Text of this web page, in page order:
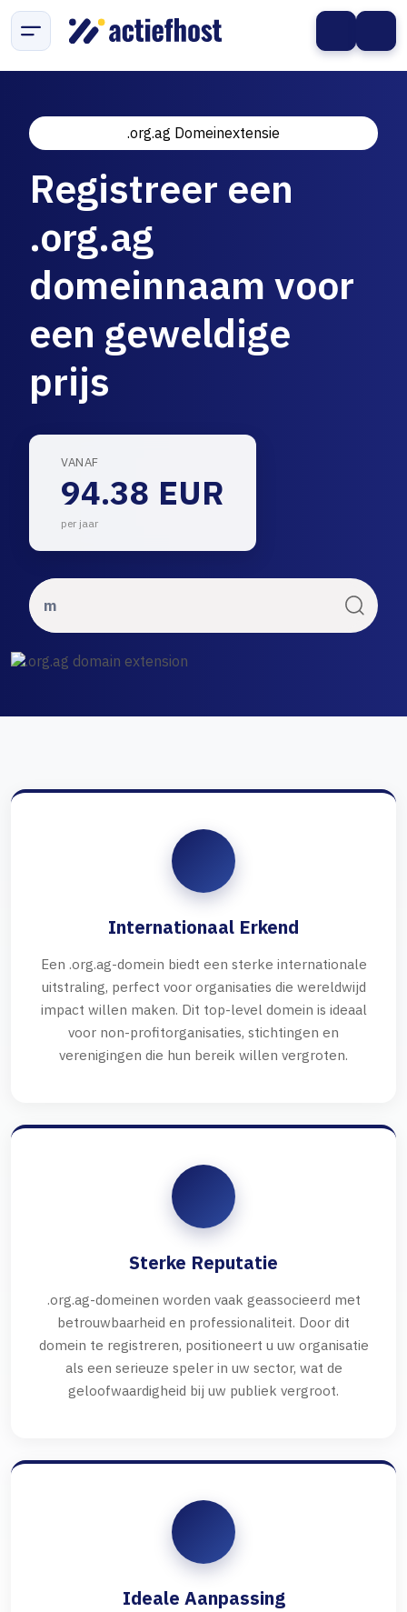
.org.ag Domeinextensie
Registreer een
.org.ag
domeinnaam voor
een geweldige
prijs
VANAF
94.38 EUR
per jaar
Internationaal Erkend
Een .org.ag-domein biedt een sterke internationale
uitstraling, perfect voor organisaties die wereldwijd
impact willen maken. Dit top-level domein is ideaal
voor non-profitorganisaties, stichtingen en
verenigingen die hun bereik willen vergroten.
Sterke Reputatie
.org.ag-domeinen worden vaak geassocieerd met
betrouwbaarheid en professionaliteit. Door dit
domein te registreren, positioneert u uw organisatie
als een serieuze speler in uw sector, wat de
geloofwaardigheid bij uw publiek vergroot.
Ideale Aanpassing